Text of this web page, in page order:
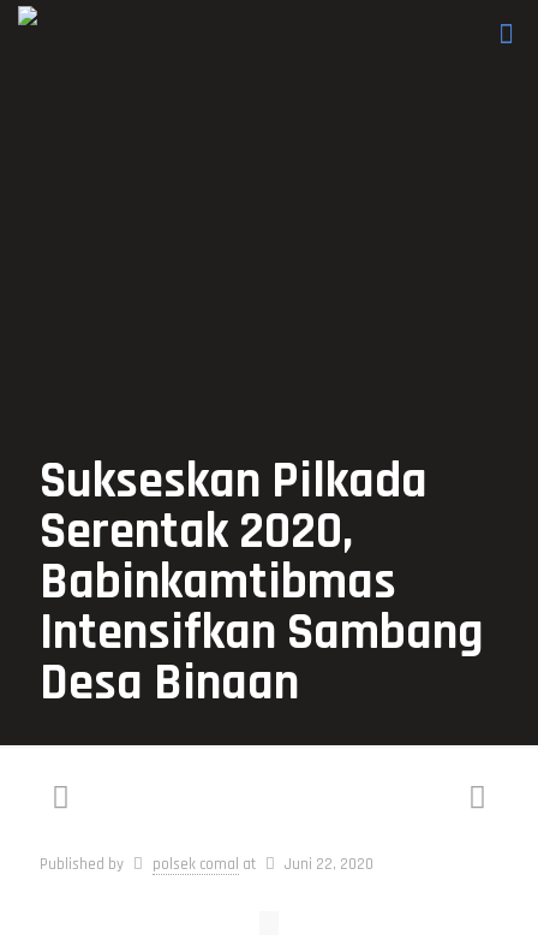
Sukseskan Pilkada
Serentak 2020,
Babinkamtibmas
Intensifkan Sambang
Desa Binaan
Published by polsek comal at Juni 22, 2020